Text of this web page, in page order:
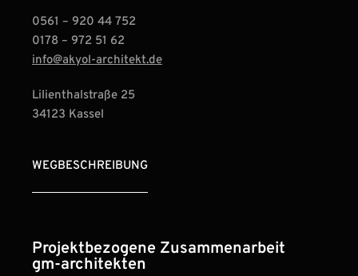
0561 – 920 44 752
0178 – 972 51 62
info@akyol-architekt.de
Lilienthalstraße 25
34123 Kassel
WEGBESCHREIBUNG
Projektbezogene Zusammenarbeit
gm-architekten